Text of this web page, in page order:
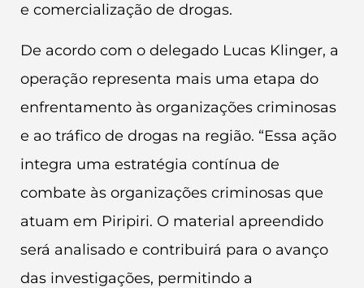
e comercialização de drogas.
De acordo com o delegado Lucas Klinger, a
operação representa mais uma etapa do
enfrentamento às organizações criminosas
e ao tráfico de drogas na região. “Essa ação
integra uma estratégia contínua de
combate às organizações criminosas que
atuam em Piripiri. O material apreendido
será analisado e contribuirá para o avanço
das investigações, permitindo a